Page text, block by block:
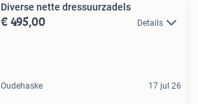
Diverse nette dressuurzadels
€ 495,00 Details
Oudehaske 17 jul 26